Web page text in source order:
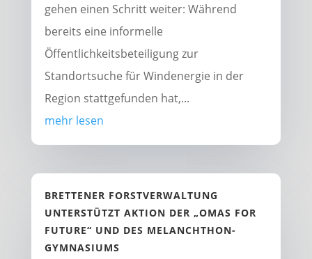
gehen einen Schritt weiter: Während
bereits eine informelle
Öffentlichkeitsbeteiligung zur
Standortsuche für Windenergie in der
Region stattgefunden hat,...
mehr lesen
BRETTENER FORSTVERWALTUNG
UNTERSTÜTZT AKTION DER „OMAS FOR
FUTURE“ UND DES MELANCHTHON-
GYMNASIUMS